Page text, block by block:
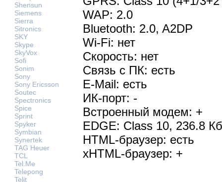
Shensun
Siemens
Sierra
Sitronics
SKY
Skype
SkyVox
Sofi
Sonim
Sony
Sony Ericsson
Soutec
Spectronics
Spice
Sprint
Spyker
Symbian
Synertek
TAG Heuer
TCL
Tel.Me
Telepong
Telit
WAP: 2.0
Bluetooth: 2.0, A2DP
Wi-Fi: нет
Скорость: нет
Связь с ПК: есть
E-Mail: есть
ИК-порт: -
Встроенный модем: +
EDGE: Class 10, 236.8
HTML-браузер: есть
xHTML-браузер: +